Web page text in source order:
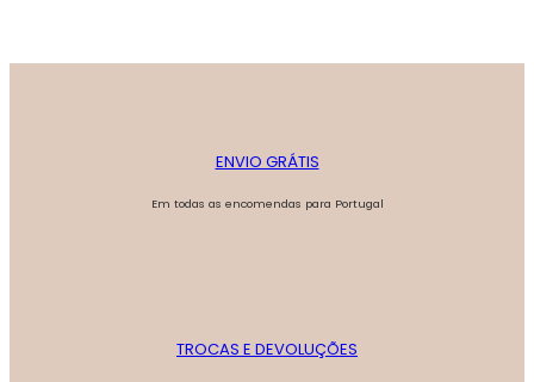
ENVIO GRÁTIS
Em todas as encomendas para Portugal
TROCAS E DEVOLUÇÕES